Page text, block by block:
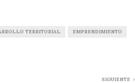
TERRITORIAL EMPRENDIMIENTO
SIGUIENTE